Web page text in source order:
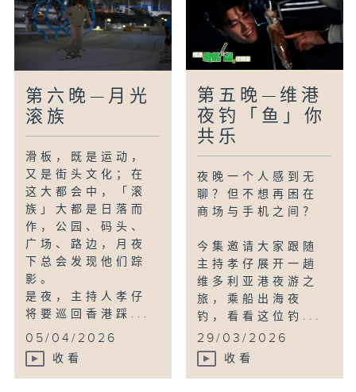
第六晚—月光
滚族
滑板，既是运动，
又是街头文化；在
这大都会中，「滚
族」大都是日落而
作，公园、码头、
广场、路边，月夜
下总会发现他们踪
影。
是夜，主持人孝仔
将要巡回香港踩...
05/04/2026
收看
第五晚—维港
夜钓「鱼」你
共乐
夜晚一个人感到无
聊？但不想再困在
商场与手机之间？
今集邀请大家跟随
主持孝仔展开一趟
维多利亚港夜游之
旅，乘船出海夜
钓，看看这位钓...
29/03/2026
收看